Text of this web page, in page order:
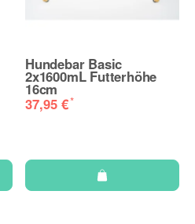
Hundebar Basic
2x1600mL Futterhöhe
16cm
37,95 €*